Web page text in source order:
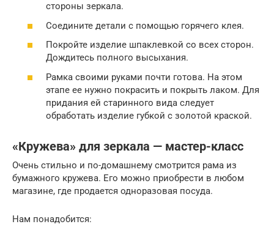
стороны зеркала.
Соедините детали с помощью горячего клея.
Покройте изделие шпаклевкой со всех сторон.
Дождитесь полного высыхания.
Рамка своими руками почти готова. На этом
этапе ее нужно покрасить и покрыть лаком. Для
придания ей старинного вида следует
обработать изделие губкой с золотой краской.
«Кружева» для зеркала — мастер-класс
Очень стильно и по-домашнему смотрится рама из
бумажного кружева. Его можно приобрести в любом
магазине, где продается одноразовая посуда.
Нам понадобится: